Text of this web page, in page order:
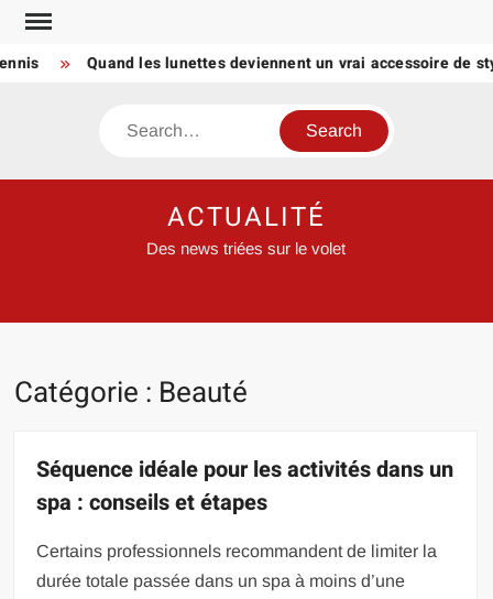
Skip
content
Quand les lunettes deviennent un vrai accessoire de style
Search
ACTUALITÉ
Des news triées sur le volet
Catégorie : Beauté
Séquence idéale pour les activités dans un
spa : conseils et étapes
Certains professionnels recommandent de limiter la
durée totale passée dans un spa à moins d’une